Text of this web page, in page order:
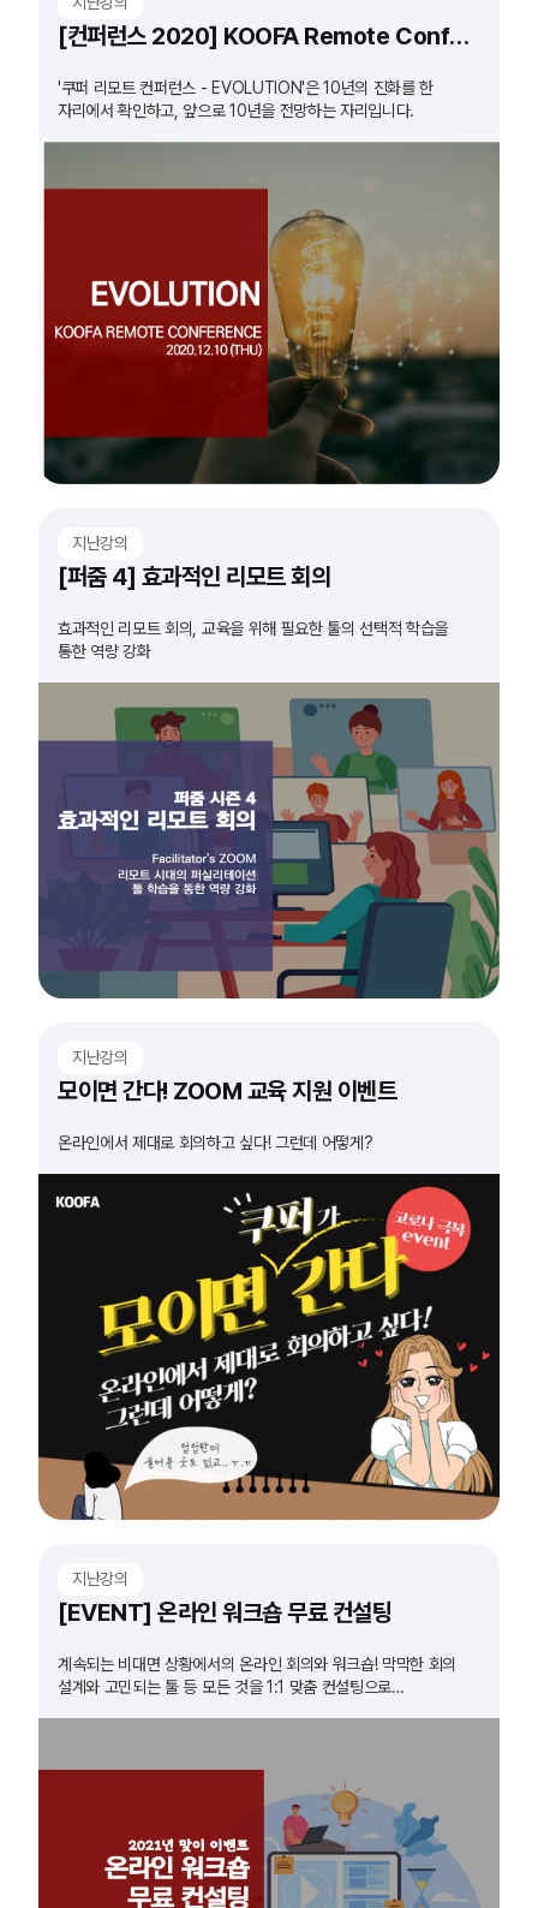
[컨퍼런스 2020] KOOFA Remote Conference 'EVOLUTION'
'쿠퍼 리모트 컨퍼런스 - EVOLUTION'은 10년의 진화를 한
자리에서 확인하고, 앞으로 10년을 전망하는 자리입니다.
지난강의
[퍼줌 4] 효과적인 리모트 회의
효과적인 리모트 회의, 교육을 위해 필요한 툴의 선택적 학습을
통한 역량 강화
지난강의
모이면 간다! ZOOM 교육 지원 이벤트
온라인에서 제대로 회의하고 싶다! 그런데 어떻게?
지난강의
[EVENT] 온라인 워크숍 무료 컨설팅
계속되는 비대면 상황에서의 온라인 회의와 워크숍! 막막한 회의
설계와 고민되는 툴 등 모든 것을 1:1 맞춤 컨설팅으로